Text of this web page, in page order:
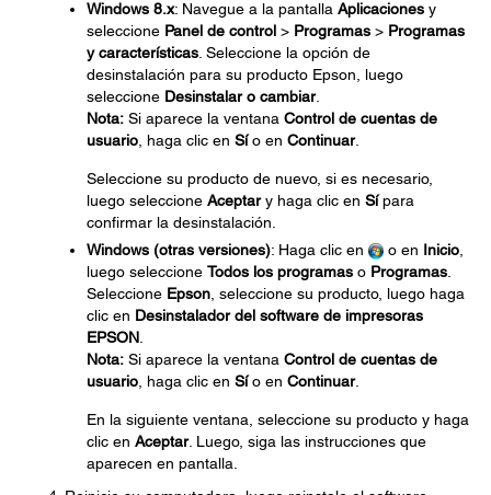
Windows 8.x: Navegue a la pantalla Aplicaciones y
seleccione Panel de control > Programas > Programas
y características . Seleccione la opción de
desinstalación para su producto Epson, luego
seleccione Desinstalar o cambiar.
Nota: Si aparece la ventana Control de cuentas de
usuario , haga clic en Sío en Continuar.
Seleccione su producto de nuevo, si es necesario,
luego seleccione Aceptary haga clic en Sípara
confirmar la desinstalación.
Windows (otras versiones): Haga clic en o en Inicio
luego seleccione Todos los programas o Programas
Seleccione Epson , seleccione su producto, luego haga
clic en Desinstalador del software de impresoras
EPSON
Nota: Si aparece la ventana Control de cuentas de
usuario , haga clic en Sío en Continuar.
En la siguiente ventana, seleccione su producto y haga
clic en Aceptar. Luego, siga las instrucciones que
aparecen en pantalla.